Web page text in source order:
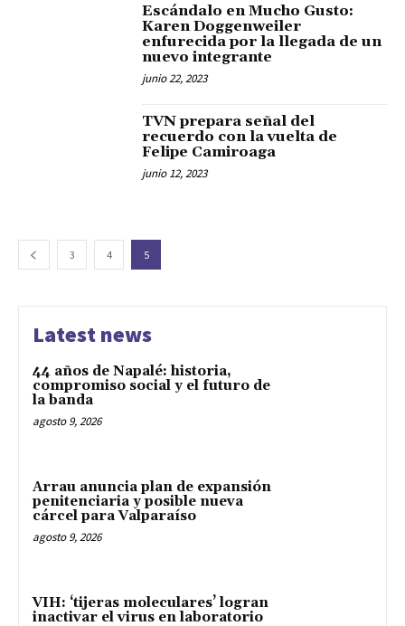
Escándalo en Mucho Gusto:
Karen Doggenweiler
enfurecida por la llegada de un
nuevo integrante
junio 22, 2023
TVN prepara señal del
recuerdo con la vuelta de
Felipe Camiroaga
junio 12, 2023
3 4 5
Latest news
44 años de Napalé: historia,
compromiso social y el futuro de
la banda
agosto 9, 2026
Arrau anuncia plan de expansión
penitenciaria y posible nueva
cárcel para Valparaíso
agosto 9, 2026
VIH: ‘tijeras moleculares’ logran
inactivar el virus en laboratorio